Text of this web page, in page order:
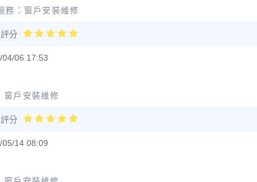
務： 窗戶安裝維修
分
04/06 17:53
窗戶安裝維修
分
05/14 08:09